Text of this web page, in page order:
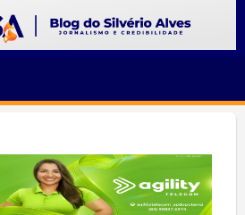
SILVERIO
ALVES